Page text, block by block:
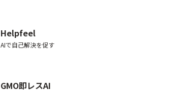
Helpfeel
AIで自己解決を促す
GMO即レスAI